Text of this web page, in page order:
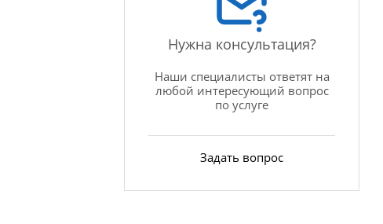
Нужна консультация?
Наши специалисты ответят на
любой интересующий вопрос
по услуге
Задать вопрос